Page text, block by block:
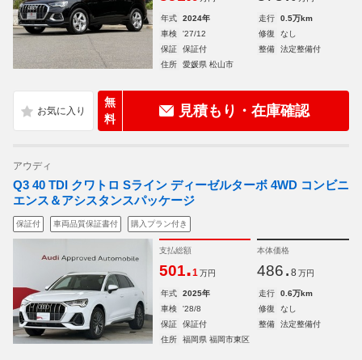
年式 2024年 走行
0.5万km
車検
'27/12 修復
なし
保証
保証付 整備
法定整備付
住所
愛媛県 松山市
無
料
見積もり・在庫確認
アウディ
Q3 40 TDI クワトロ Sライン ディーゼルターボ 4WD コンビニ
エンス＆アシスタンスパッケージ
保証付 車両品質保証書付 購入プラン付き
支払総額
501.1 万円
本体価格
486. 8 万円
年式 2025年 走行
0.6万km
車検
'28/8 修復
なし
保証
保証付 整備
法定整備付
住所
福岡県 福岡市東区